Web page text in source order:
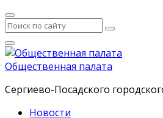
Общественная палата
Сергиево-Посадского
Новости